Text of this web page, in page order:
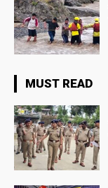
MUST READ